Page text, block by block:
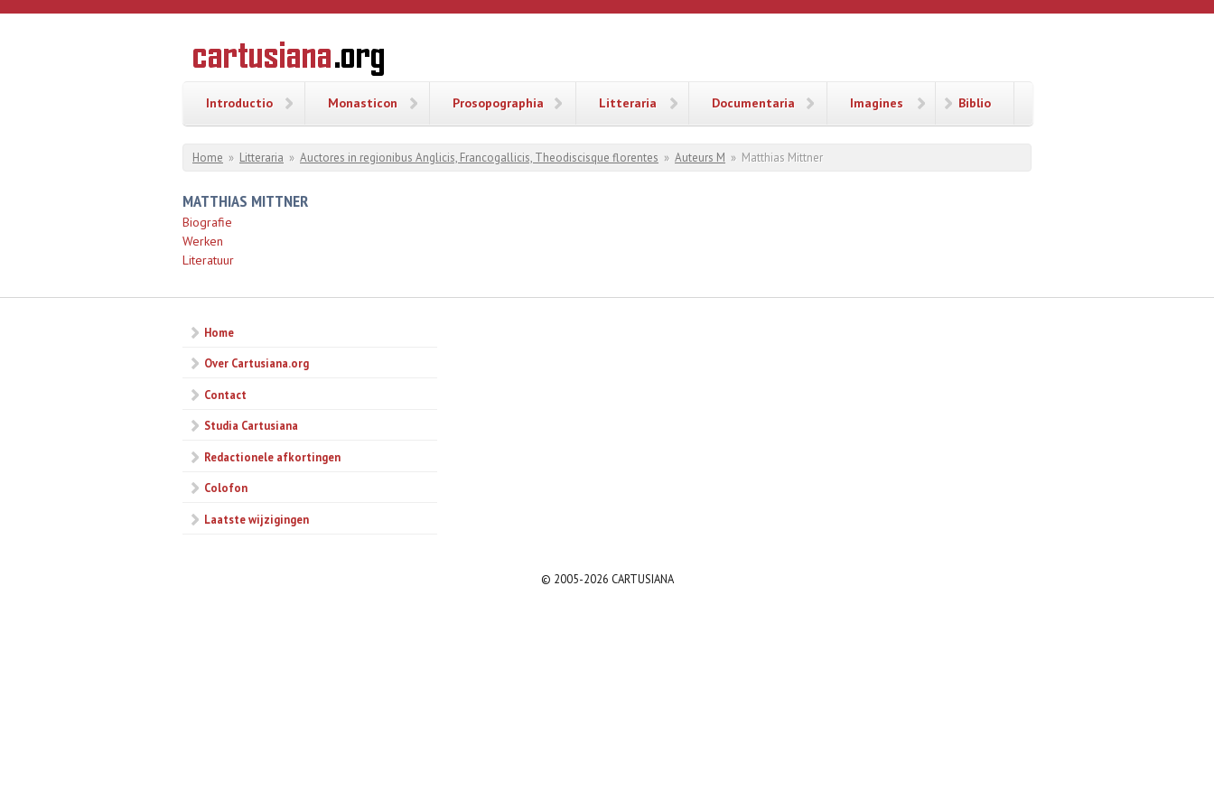
Overslaan en naar de inhoud gaan
CARTUSIANA
Geschiedenis
van de
Introductio Monasticon Prosopographia Litteraria Documentaria Imagines Biblio
U bent hier
Home » Litteraria » Auctores in regionibus Anglicis, Francogallicis, Theodiscisque florentes » Auteurs M » Matthias Mittner
MATTHIAS MITTNER
Biografie
Werken
Literatuur
Home
Over Cartusiana.org
Contact
Studia Cartusiana
Redactionele afkortingen
Colofon
Laatste wijzigingen
© 2005-2026 CARTUSIANA